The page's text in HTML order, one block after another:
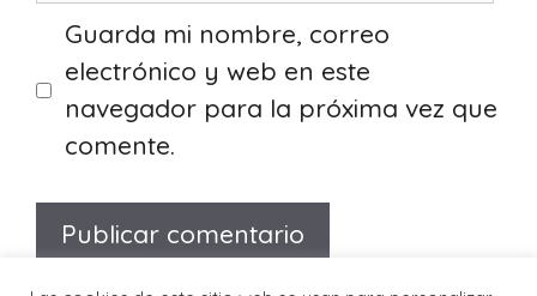
Guarda mi nombre, correo
electrónico y web en este
navegador para la próxima vez que
comente.